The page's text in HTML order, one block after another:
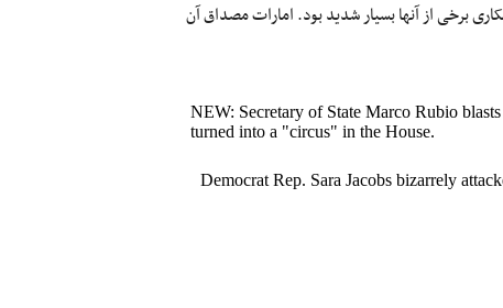
برخی از آنها بسیار شدید بود. امارات مصداق آن
NEW: Secretary of State Marco Rubio
turned into a "circus" in the House.
Democrat Rep. Sara Jacobs bizarrely